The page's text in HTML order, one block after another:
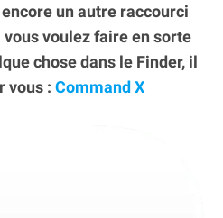
un autre raccourci
voulez faire en sorte
chose dans le Finder, il
vous : Command X